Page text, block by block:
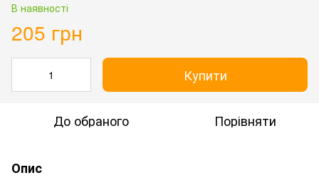
В наявності
205 грн
Купити
До обраного Порівняти
Опис